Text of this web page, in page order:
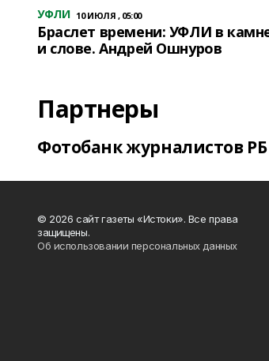
УФЛИ 10 ИЮЛЯ , 05:00
Браслет времени: УФЛИ в
и слове. Андрей Ошнуров
Партнеры
Фотобанк журналистов РБ
© 2026 сайт газеты «Истоки». Все права
защищены.
Об использовании персональных данных